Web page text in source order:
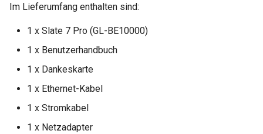
Im Lieferumfang enthalten sind:
1 x Slate 7 Pro (GL-BE10000)
1 x Benutzerhandbuch
1 x Dankeskarte
1 x Ethernet-Kabel
1 x Stromkabel
1 x Netzadapter